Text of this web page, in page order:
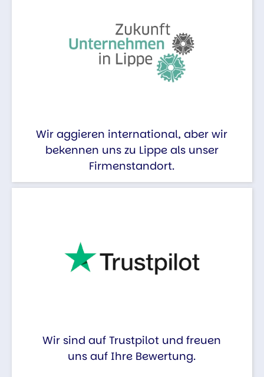
Wir aggieren international, aber wir
bekennen uns zu Lippe als unser
Firmenstandort.
Wir sind auf Trustpilot und freuen
uns auf Ihre Bewertung.